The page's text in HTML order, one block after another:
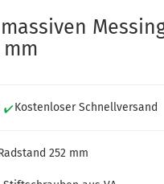
Kostenloser Schnellversand
252 mm